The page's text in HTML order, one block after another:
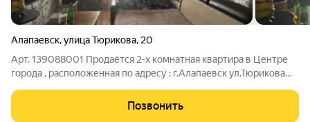
Алапаевск,улица Тюрикова, 20
Арт. 139088001 Продаётся 2-х комнатная квартира в Центре
города , расположенная по адресу : г.Алапаевск ул.Тюрикова
ОПИСАНИЕ : -квартира с частичным ремонтом -установлены
пластиковые окна
Позвонить